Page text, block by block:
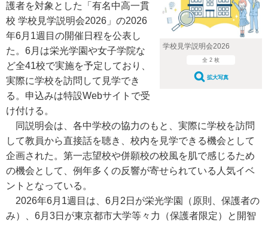
学校見学説明会2026
全 2 枚
拡大写真
護者を対象とした「有名中高一貫
校 学校見学説明会2026」の2026
年6月1週目の開催日程を公表し
た。6月は栄光学園や女子学院な
ど全41校で実施を予定しており、
実際に学校を訪問して見学でき
る。申込みは特設Webサイトで受
け付ける。
同説明会は、各中学校の協力のもと、実際に学校を訪問
して教員から直接話を聴き、校内を見学できる機会として
企画された。第一志望校や併願校の校風を肌で感じるため
の機会として、例年多くの反響が寄せられている人気イベ
ントとなっている。
2026年6月1週目は、6月2日が栄光学園（原則、保護者の
み）、6月3日が東京都市大学等々力（保護者限定）と開智